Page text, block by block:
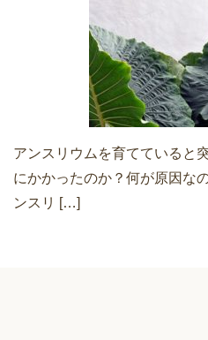
アンスリウムを育てていると
にかかったのか？何が原因な
ンスリ […]